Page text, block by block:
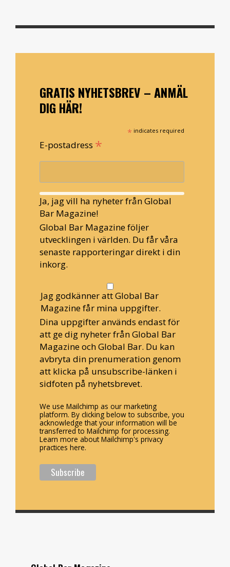
GRATIS NYHETSBREV – ANMÄL
DIG HÄR!
* indicates required
E-postadress *
Ja, jag vill ha nyheter från Global
Bar Magazine!
Global Bar Magazine följer
utvecklingen i världen. Du får våra
senaste rapporteringar direkt i din
inkorg.
Jag godkänner att Global Bar
Magazine får mina uppgifter.
Dina uppgifter används endast för
att ge dig nyheter från Global Bar
Magazine och Global Bar. Du kan
avbryta din prenumeration genom
att klicka på unsubscribe-länken i
sidfoten på nyhetsbrevet.
We use Mailchimp as our marketing
platform. By clicking below to subscribe, you
acknowledge that your information will be
transferred to Mailchimp for processing.
Learn more about Mailchimp's privacy
practices here.